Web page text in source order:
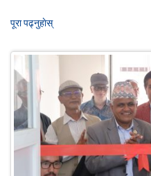
पूरा पढ्नुहाेस्